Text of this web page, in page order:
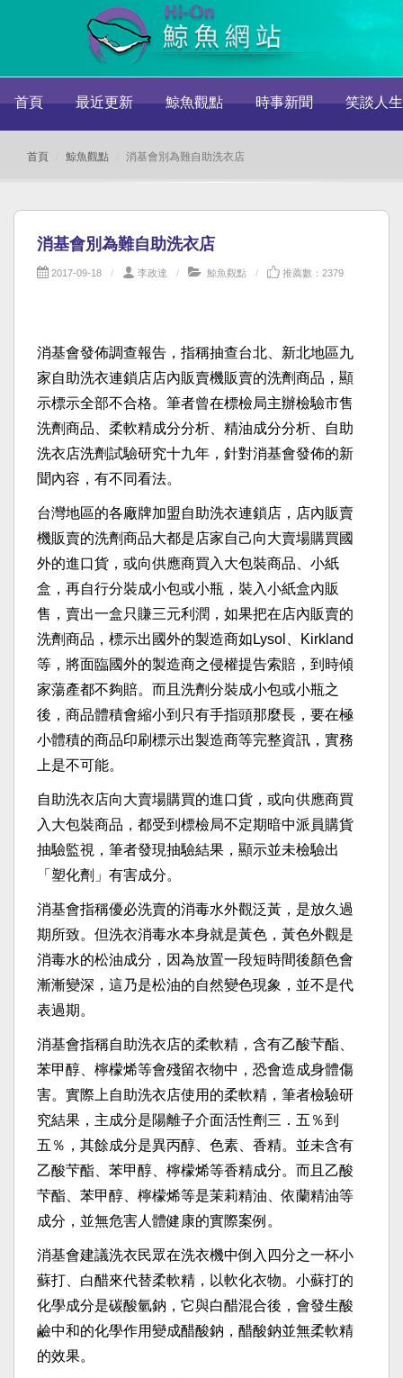
首頁 最近更新 鯨魚觀點 時事新聞 笑談人生
首頁 鯨魚觀點 消基會別為難自助洗衣店
消基會別為難自助洗衣店
2017-09-18 李政達 鯨魚觀點 推薦數：2379
消基會發佈調查報告，指稱抽查台北、新北地區九
家自助洗衣連鎖店店內販賣機販賣的洗劑商品，顯
示標示全部不合格。筆者曾在標檢局主辦檢驗市售
洗劑商品、柔軟精成分分析、精油成分分析、自助
洗衣店洗劑試驗研究十九年，針對消基會發佈的新
聞內容，有不同看法。
台灣地區的各廠牌加盟自助洗衣連鎖店，店內販賣
機販賣的洗劑商品大都是店家自己向大賣場購買國
外的進口貨，或向供應商買入大包裝商品、小紙
盒，再自行分裝成小包或小瓶，裝入小紙盒內販
售，賣出一盒只賺三元利潤，如果把在店內販賣的
洗劑商品，標示出國外的製造商如Lysol、Kirkland
等，將面臨國外的製造商之侵權提告索賠，到時傾
家蕩產都不夠賠。而且洗劑分裝成小包或小瓶之
後，商品體積會縮小到只有手指頭那麼長，要在極
小體積的商品印刷標示出製造商等完整資訊，實務
上是不可能。
自助洗衣店向大賣場購買的進口貨，或向供應商買
入大包裝商品，都受到標檢局不定期暗中派員購貨
抽驗監視，筆者發現抽驗結果，顯示並未檢驗出
「塑化劑」有害成分。
消基會指稱優必洗賣的消毒水外觀泛黃，是放久過
期所致。但洗衣消毒水本身就是黃色，黃色外觀是
消毒水的松油成分，因為放置一段短時間後顏色會
漸漸變深，這乃是松油的自然變色現象，並不是代
表過期。
消基會指稱自助洗衣店的柔軟精，含有乙酸芐酯、
苯甲醇、檸檬烯等會殘留衣物中，恐會造成身體傷
害。實際上自助洗衣店使用的柔軟精，筆者檢驗研
究結果，主成分是陽離子介面活性劑三．五％到
五％，其餘成分是異丙醇、色素、香精。並未含有
乙酸芐酯、苯甲醇、檸檬烯等香精成分。而且乙酸
芐酯、苯甲醇、檸檬烯等是茉莉精油、依蘭精油等
成分，並無危害人體健康的實際案例。
消基會建議洗衣民眾在洗衣機中倒入四分之一杯小
蘇打、白醋來代替柔軟精，以軟化衣物。小蘇打的
化學成分是碳酸氫鈉，它與白醋混合後，會發生酸
鹼中和的化學作用變成醋酸鈉，醋酸鈉並無柔軟精
的效果。